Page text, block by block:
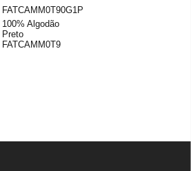
FATCAMM0T90G1P
100% Algodão
Preto
FATCAMM0T9